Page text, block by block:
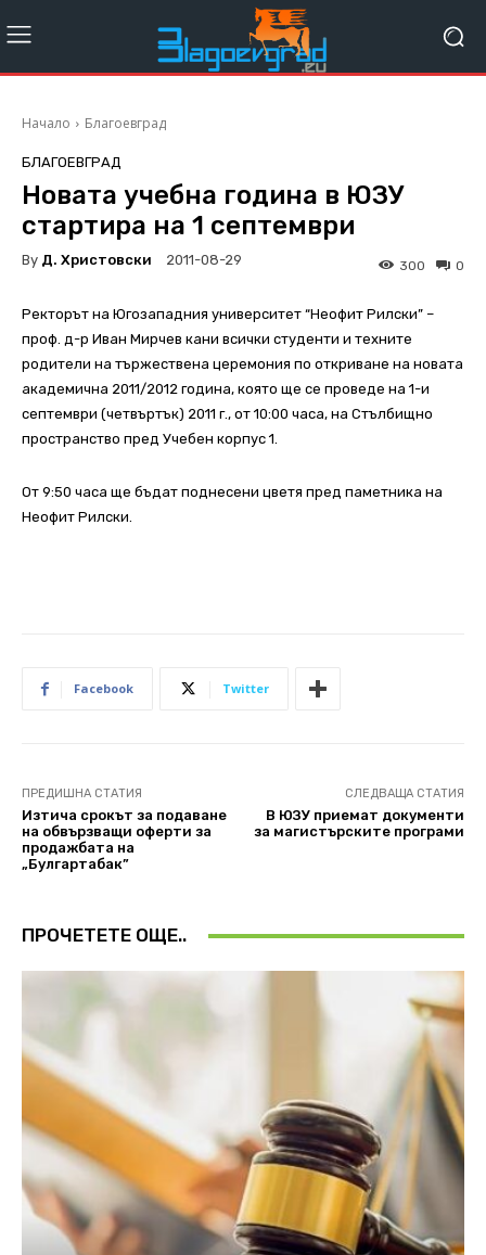
Начало Благоевград
БЛАГОЕВГРАД
Новата учебна година в ЮЗУ
стартира на 1 септември
By Д. Христовски 2011-08-29 0
300
Ректорът на Югозападния университет “Неофит Рилски” –
проф. д-р Иван Мирчев кани всички студенти и техните
родители на тържествена церемония по откриване на новата
академична 2011/2012 година, която ще се проведе на 1-и
септември (четвъртък) 2011 г., от 10:00 часа, на Стълбищно
пространство пред Учебен корпус 1.
От 9:50 часа ще бъдат поднесени цветя пред паметника на
Неофит Рилски.
Facebook Twitter
ПРЕДИШНА СТАТИЯ
Изтича срокът за подаване
на обвързващи оферти за
продажбата на
„Булгартабак”
СЛЕДВАЩА СТАТИЯ
В ЮЗУ приемат документи
за магистърските програми
ПРОЧЕТЕТЕ ОЩЕ..